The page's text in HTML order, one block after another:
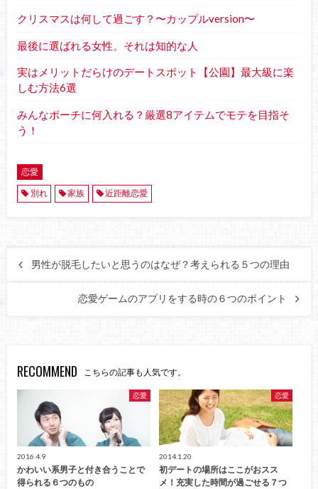
クリスマスは何して過ごす？〜カップルversion〜
最後に選ばれる女性。それは知的な人
実はメリットだらけのデートスポット【公園】最大級に楽
しむ方法6選
みんなポーチに何入れる？厳選8アイテムでモテを目指そ
う！
恋愛
別れ
家族 近距離恋愛
男性が脱毛したいと思うのはなぜ？考えられる５つの理由
恋愛ゲームのアプリをする時の６つのポイント
RECOMMEND こちらの記事も人気です。
恋愛
2016.4.9
かわいい系男子と付き合うことで
得られる６つのもの
恋愛
2014.1.20
初デートの場所はここがおスス
メ！充実した時間が過ごせる７つ